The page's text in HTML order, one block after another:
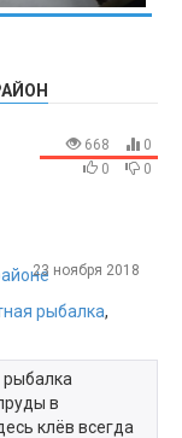
668
0
0
0
рыбалка,
рыбалка
в
клёв всегда
23 ноября 2018